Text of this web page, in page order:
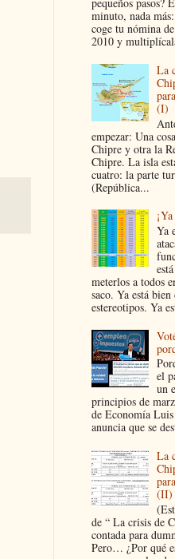
minuto, nada
coge tu nómina
2010 y
La
(I)
empezar: Una
Chipre y otra la
Chipre. La isla
cuatro: la parte
(República...
Ya
meterlos a todos
saco. Ya está bien
estereotipos. Ya
el
un
principios de
de Economía
anuncia que se
La
(II)
de “ La crisis de
contada para
Pero… ¿Por qué